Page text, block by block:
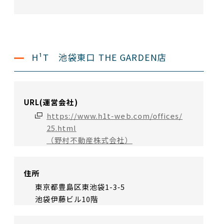
H¹T 池袋東口 THE GARDEN店
URL(運営会社)
https://www.h1t-web.com/offices/
25.html
（野村不動産株式会社）
住所
東京都豊島区東池袋1-3-5
池袋伊藤ビル10階